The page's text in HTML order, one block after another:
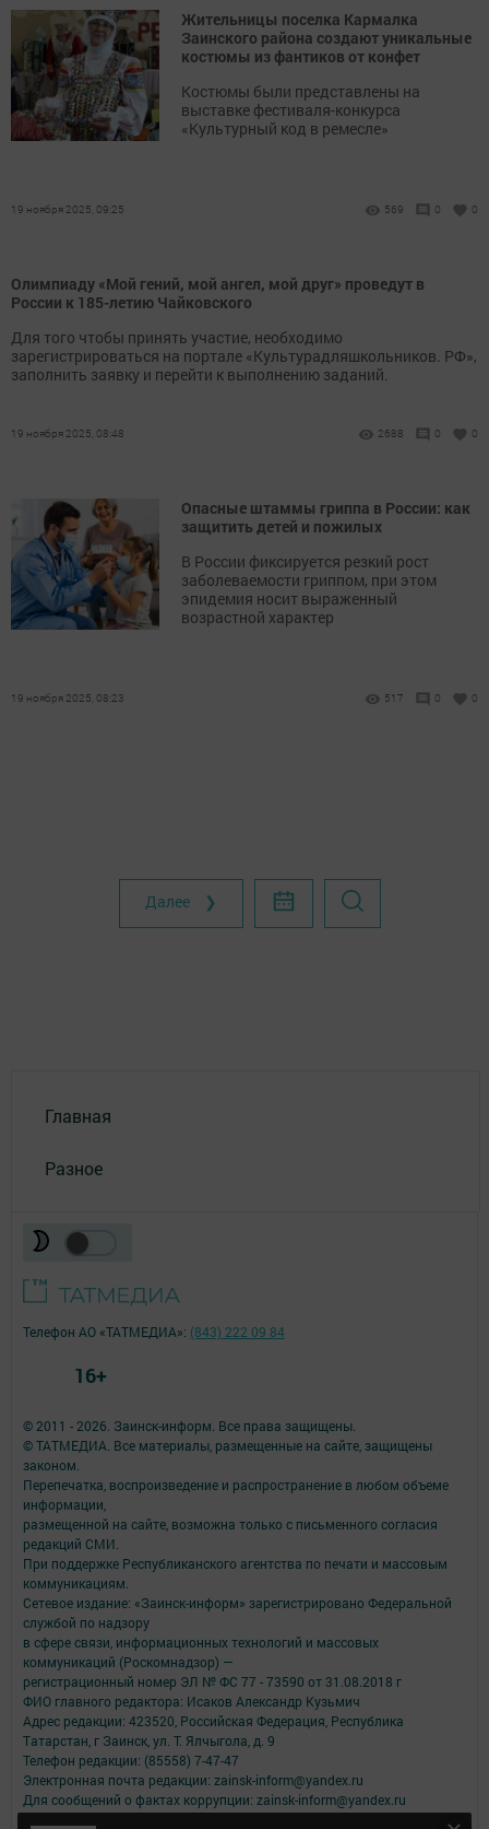
Жительницы поселка Кармалка
Заинского района создают уникальные
костюмы из фантиков от конфет
Костюмы были представлены на
выставке фестиваля-конкурса
«Культурный код в ремесле»
19 ноября 2025, 09:25 569 0 0
Олимпиаду «Мой гений, мой ангел, мой друг» проведут в
России к 185-летию Чайковского
Для того чтобы принять участие, необходимо
зарегистрироваться на портале «Культурадляшкольников. РФ»,
заполнить заявку и перейти к выполнению заданий.
19 ноября 2025, 08:48 2688 0 0
Опасные штаммы гриппа в России: как
защитить детей и пожилых
В России фиксируется резкий рост
заболеваемости гриппом, при этом
эпидемия носит выраженный
возрастной характер
19 ноября 2025, 08:23 517 0 0
Далее ❯
Главная
Разное
© 2011 - 2026. Заинск-информ. Все права защищены.
© ТАТМЕДИА. Все материалы, размещенные на сайте, защищены
законом.
Перепечатка, воспроизведение и распространение в любом объеме
информации,
размещенной на сайте, возможна только с письменного согласия
редакций СМИ.
При поддержке Республиканского агентства по печати и массовым
коммуникациям.
Сетевое издание: «Заинск-информ» зарегистрировано Федеральной
службой по надзору
в сфере связи, информационных технологий и массовых
коммуникаций (Роскомнадзор) —
регистрационный номер ЭЛ № ФС 77 - 73590 от 31.08.2018 г
ФИО главного редактора: Исаков Александр Кузьмич
Адрес редакции: 423520, Российская Федерация, Республика
Татарстан, г Заинск, ул. Т. Ялчыгола, д. 9
Телефон редакции: (85558) 7-47-47
Электронная почта редакции: zainsk-inform@yandex.ru
Для сообщений о фактах коррупции: zainsk-inform@yandex.ru
Телефон АО «ТАТМЕДИА»: (843) 222 09 84
16+